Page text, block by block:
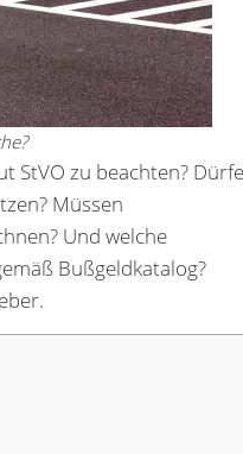
StVO zu beachten?
Müssen
Und welche
Bußgeldkatalog?